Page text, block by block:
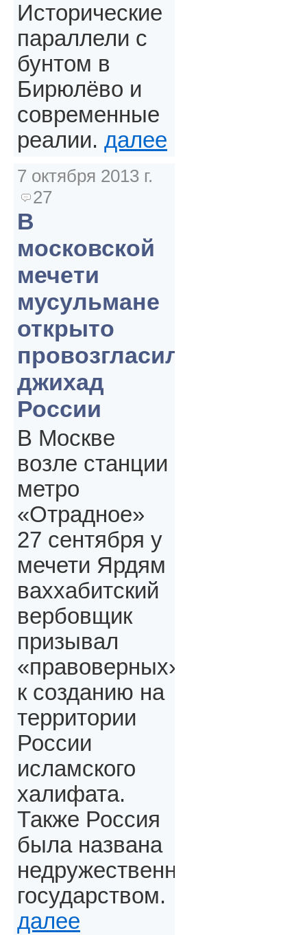
Исторические
параллели с
бунтом в
Бирюлёво и
современные
реалии. далее
7 октября 2013 г.
27
В
московской
мечети
мусульмане
открыто
провозгласили
джихад
России
В Москве
возле станции
метро
«Отрадное»
27 сентября у
мечети Ярдям
ваххабитский
вербовщик
призывал
«правоверных»,
к созданию на
территории
России
исламского
халифата.
Также Россия
была названа
недружественным
государством.
далее